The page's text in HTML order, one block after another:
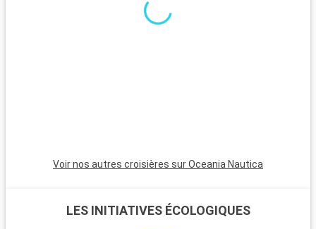
l'est de Singapour, offre un contraste paisible avec la ville. Elle
propose des sentiers de randonnée, une biodiversité riche et
Voir nos autres croisières sur Oceania Nautica
LES INITIATIVES ÉCOLOGIQUES